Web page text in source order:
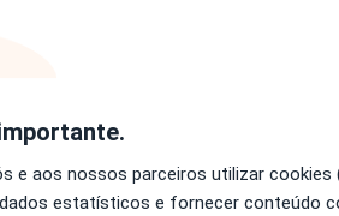
intrãocular
e aos nossos parceiros utilizar cookies
estatísticos e fornecer conteúdo